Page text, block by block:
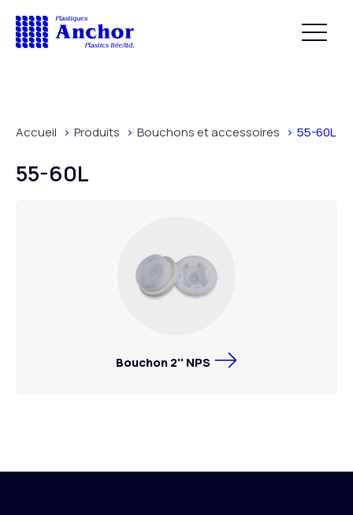
Accueil Produits Bouchons et accessoires 55-60L
55-60L
Bouchon 2'' NPS